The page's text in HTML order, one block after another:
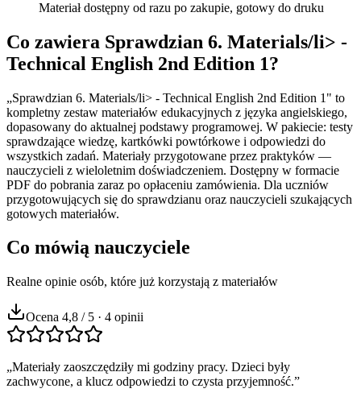
Materiał dostępny od razu po zakupie, gotowy do druku
Co zawiera Sprawdzian 6. Materials/li> -
Technical English 2nd Edition 1?
„Sprawdzian 6. Materials/li> - Technical English 2nd Edition 1" to
kompletny zestaw materiałów edukacyjnych z języka angielskiego,
dopasowany do aktualnej podstawy programowej. W pakiecie: testy
sprawdzające wiedzę, kartkówki powtórkowe i odpowiedzi do
wszystkich zadań. Materiały przygotowane przez praktyków —
nauczycieli z wieloletnim doświadczeniem. Dostępny w formacie
PDF do pobrania zaraz po opłaceniu zamówienia. Dla uczniów
przygotowujących się do sprawdzianu oraz nauczycieli szukających
gotowych materiałów.
Co mówią nauczyciele
Realne opinie osób, które już korzystają z materiałów
Ocena 4,8 / 5 · 4 opinii
„Materiały zaoszczędziły mi godziny pracy. Dzieci były
zachwycone, a klucz odpowiedzi to czysta przyjemność.”